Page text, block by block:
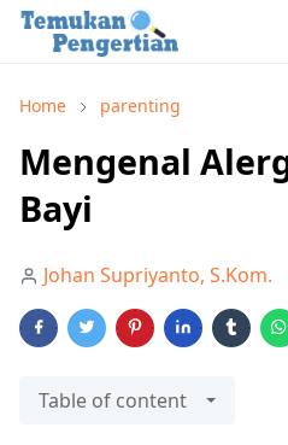
Home parenting
Mengenal
Bayi
Johan Supriyanto, S.Kom.
Table of content